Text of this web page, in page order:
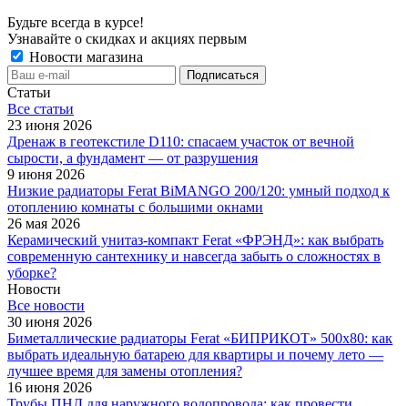
Будьте всегда в курсе!
Узнавайте о скидках и акциях первым
Новости магазина
Статьи
Все cтатьи
23 июня 2026
Дренаж в геотекстиле D110: спасаем участок от вечной
сырости, а фундамент — от разрушения
9 июня 2026
Низкие радиаторы Ferat BiMANGO 200/120: умный подход к
отоплению комнаты с большими окнами
26 мая 2026
Керамический унитаз-компакт Ferat «ФРЭНД»: как выбрать
современную сантехнику и навсегда забыть о сложностях в
уборке?
Новости
Все новости
30 июня 2026
Биметаллические радиаторы Ferat «БИПРИКОТ» 500x80: как
выбрать идеальную батарею для квартиры и почему лето —
лучшее время для замены отопления?
16 июня 2026